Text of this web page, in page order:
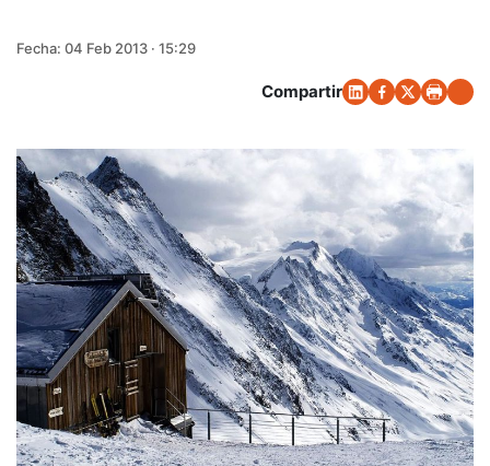
Fecha: 04 Feb 2013 · 15:29
Compartir